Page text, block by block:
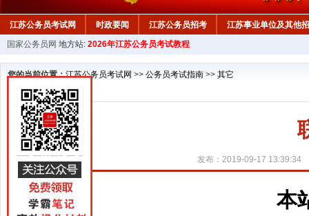
江苏公务员考试网 时政要闻 江苏公务员招考
江苏事业单位及其他
国家公务员网 地方站: 2026年江苏公务员考试教程
您的当前位置：江苏公务员考试网 >> 公务员考试指南 >> 其它
发布：2019-09-17 13:39:34
本